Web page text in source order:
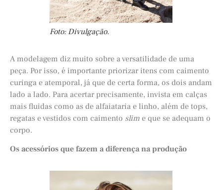
Foto: Divulgação.
A modelagem diz muito sobre a versatilidade de uma
peça. Por isso, é importante priorizar itens com caimento
curinga e atemporal, já que de certa forma, os dois andam
lado a lado. Para acertar precisamente, invista em calças
mais fluidas como as de alfaiataria e linho, além de tops,
regatas e vestidos com caimento slim e que se adequam o
corpo.
Os acessórios que fazem a diferença na produção